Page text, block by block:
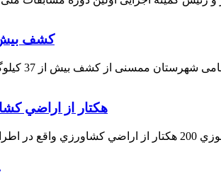
کشف بیش از 37کیلو تریاک
200 هكتار از